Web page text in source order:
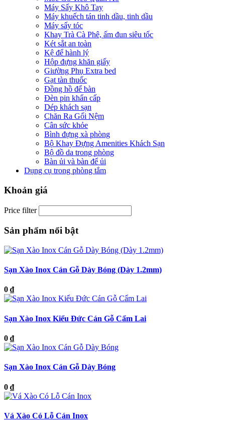
Máy Sấy Khô Tay
Máy khuếch tán tinh dầu, tinh dầu
Máy sấy tóc
Khay Trà Cà Phê, ấm đun siêu tốc
Két sắt an toàn
Kệ để hành lý
Hộp đựng khăn giấy
Giường Phụ Extra bed
Gạt tàn thuốc
Đồng hồ để bàn
Đèn pin khẩn cấp
Dép khách sạn
Chăn Ra Gối Nệm
Cân sức khỏe
Bình đựng xà phòng
Bộ Khay Đựng Amenities Khách Sạn
Bộ đồ da trong phòng
Bàn ủi và bàn để ủi
Dụng cụ trong phòng tắm
Khoản giá
Price filter
Sản phẩm nổi bật
Sạn Xào Inox Cán Gỗ Dày Bóng (Dày 1.2mm)
0 ₫
Sạn Xào Inox Kiểu Đức Cán Gỗ Cẩm Lai
0 ₫
Sạn Xào Inox Cán Gỗ Dày Bóng
0 ₫
Vá Xào Có Lỗ Cán Inox